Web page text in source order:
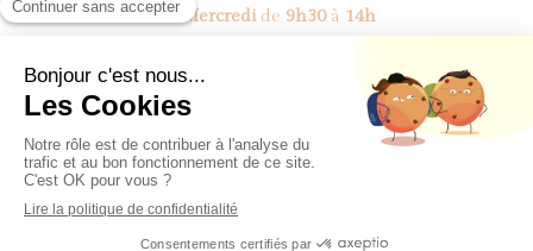
Le Mercredide 9h30à 14h
©2018 BV Réflexologie Amma - Réflexologue Marseille 8
Création et référencement du site par Simplébo
Site partenaire deOmyzen